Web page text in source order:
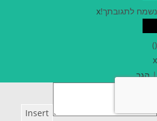
נשמח לתגובתך!x
(
)
x
|הגב
Insert